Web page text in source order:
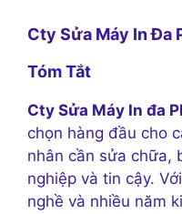
Cty Sửa Máy In Đa
Tóm Tắt
Cty Sửa Máy In đa
chọn hàng đầu cho
nhân cần sửa chữa,
nghiệp và tin cậy.
nghề và nhiều năm